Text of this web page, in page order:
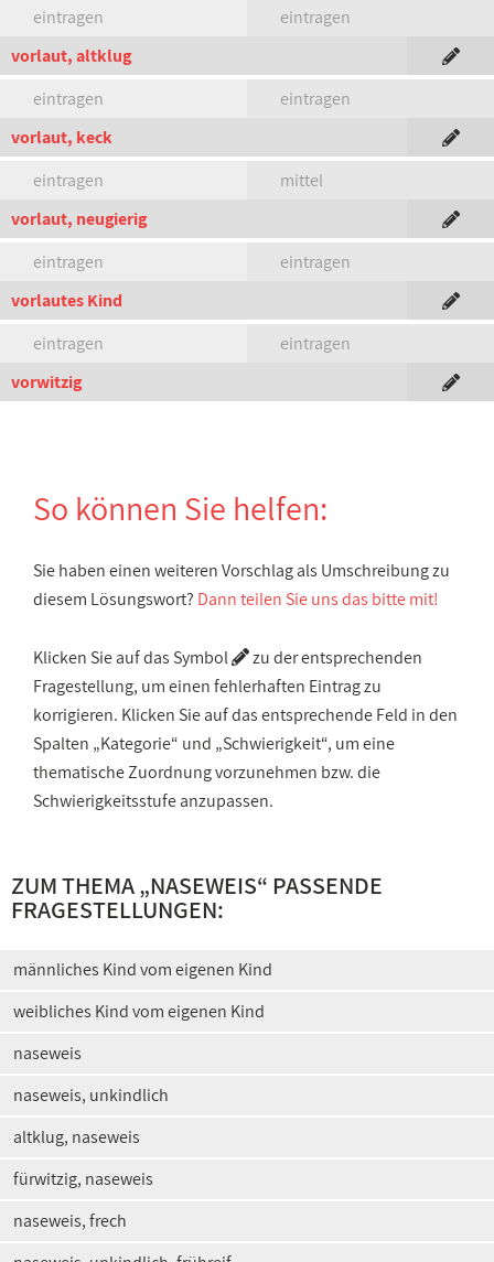
eintragen
eintragen
vorlaut, altklug
eintragen
eintragen
vorlaut, keck
eintragen
mittel
vorlaut, neugierig
eintragen
eintragen
vorlautes Kind
eintragen
eintragen
vorwitzig
So können Sie helfen:
Sie haben einen weiteren Vorschlag als Umschreibung zu
diesem Lösungswort? Dann teilen Sie uns das bitte mit!
Klicken Sie auf das Symbol
zu der entsprechenden
Fragestellung, um einen fehlerhaften Eintrag zu
korrigieren. Klicken Sie auf das entsprechende Feld in den
Spalten „Kategorie“ und „Schwierigkeit“, um eine
thematische Zuordnung vorzunehmen bzw. die
Schwierigkeitsstufe anzupassen.
ZUM THEMA „NASEWEIS“ PASSENDE
FRAGESTELLUNGEN:
männliches Kind vom eigenen Kind
weibliches Kind vom eigenen Kind
naseweis
naseweis, unkindlich
altklug, naseweis
fürwitzig, naseweis
naseweis, frech